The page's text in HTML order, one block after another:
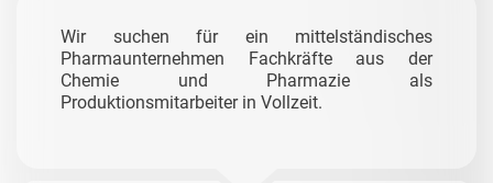
Wir suchen für ein mittelständisches
Pharmaunternehmen Fachkräfte aus der
Chemie und Pharmazie als
Produktionsmitarbeiter in Vollzeit.